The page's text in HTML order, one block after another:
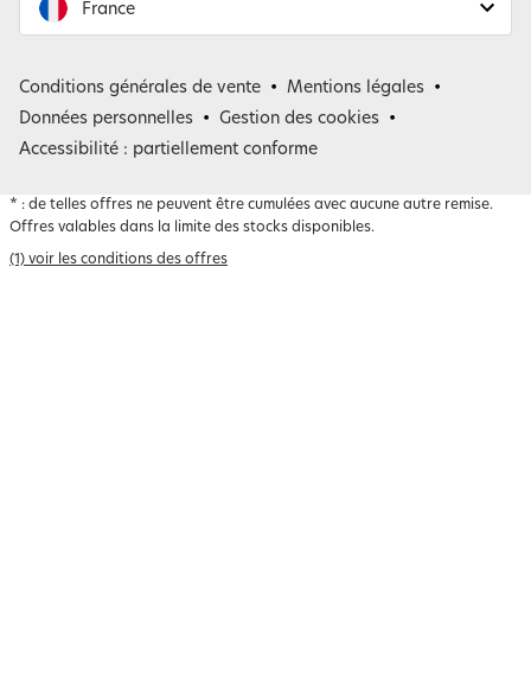
France
Belgique
Conditions générales de vente
Mentions légales
Données personnelles
Gestion des cookies
Accessibilité : partiellement conforme
* : de telles offres ne peuvent être cumulées avec aucune autre remise.
Offres valables dans la limite des stocks disponibles.
(1) voir les conditions des offres